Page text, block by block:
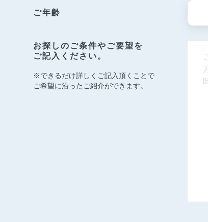
ご年齢
お探しのご条件やご要望を
ご記入ください。
※できるだけ詳しくご記入頂くことで
ご希望に沿ったご紹介ができます。